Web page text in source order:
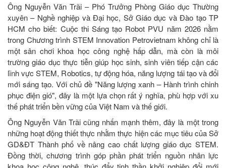
Ông Nguyễn Văn Trãi – Phó Trưởng Phòng Giáo dục Thường
xuyên – Nghề nghiệp và Đại học, Sở Giáo dục và Đào tạo TP
HCM cho biết: Cuộc thi Sáng tạo Robot PVU năm 2026 nằm
trong Chương trình STEM Innovation Petrovietnam không chỉ là
một sân chơi khoa học công nghệ hấp dẫn, mà còn là môi
trường giáo dục thực tiễn giúp học sinh, sinh viên tiếp cận các
lĩnh vực STEM, Robotics, tự động hóa, năng lượng tái tạo và đổi
mới sáng tạo. Với chủ đề "Năng lượng xanh – Hành trình chinh
phục điện gió", đây là một lựa chọn rất ý nghĩa, phù hợp với xu
thế phát triển bền vững của Việt Nam và thế giới.
Ông Nguyễn Văn Trãi cũng nhấn mạnh thêm, đây là một trong
những hoạt động thiết thực nhằm thực hiện các mục tiêu của Sở
GD&ĐT Thành phố về nâng cao chất lượng giáo dục STEM.
Đồng thời, chương trình góp phần phát triển nguồn nhân lực